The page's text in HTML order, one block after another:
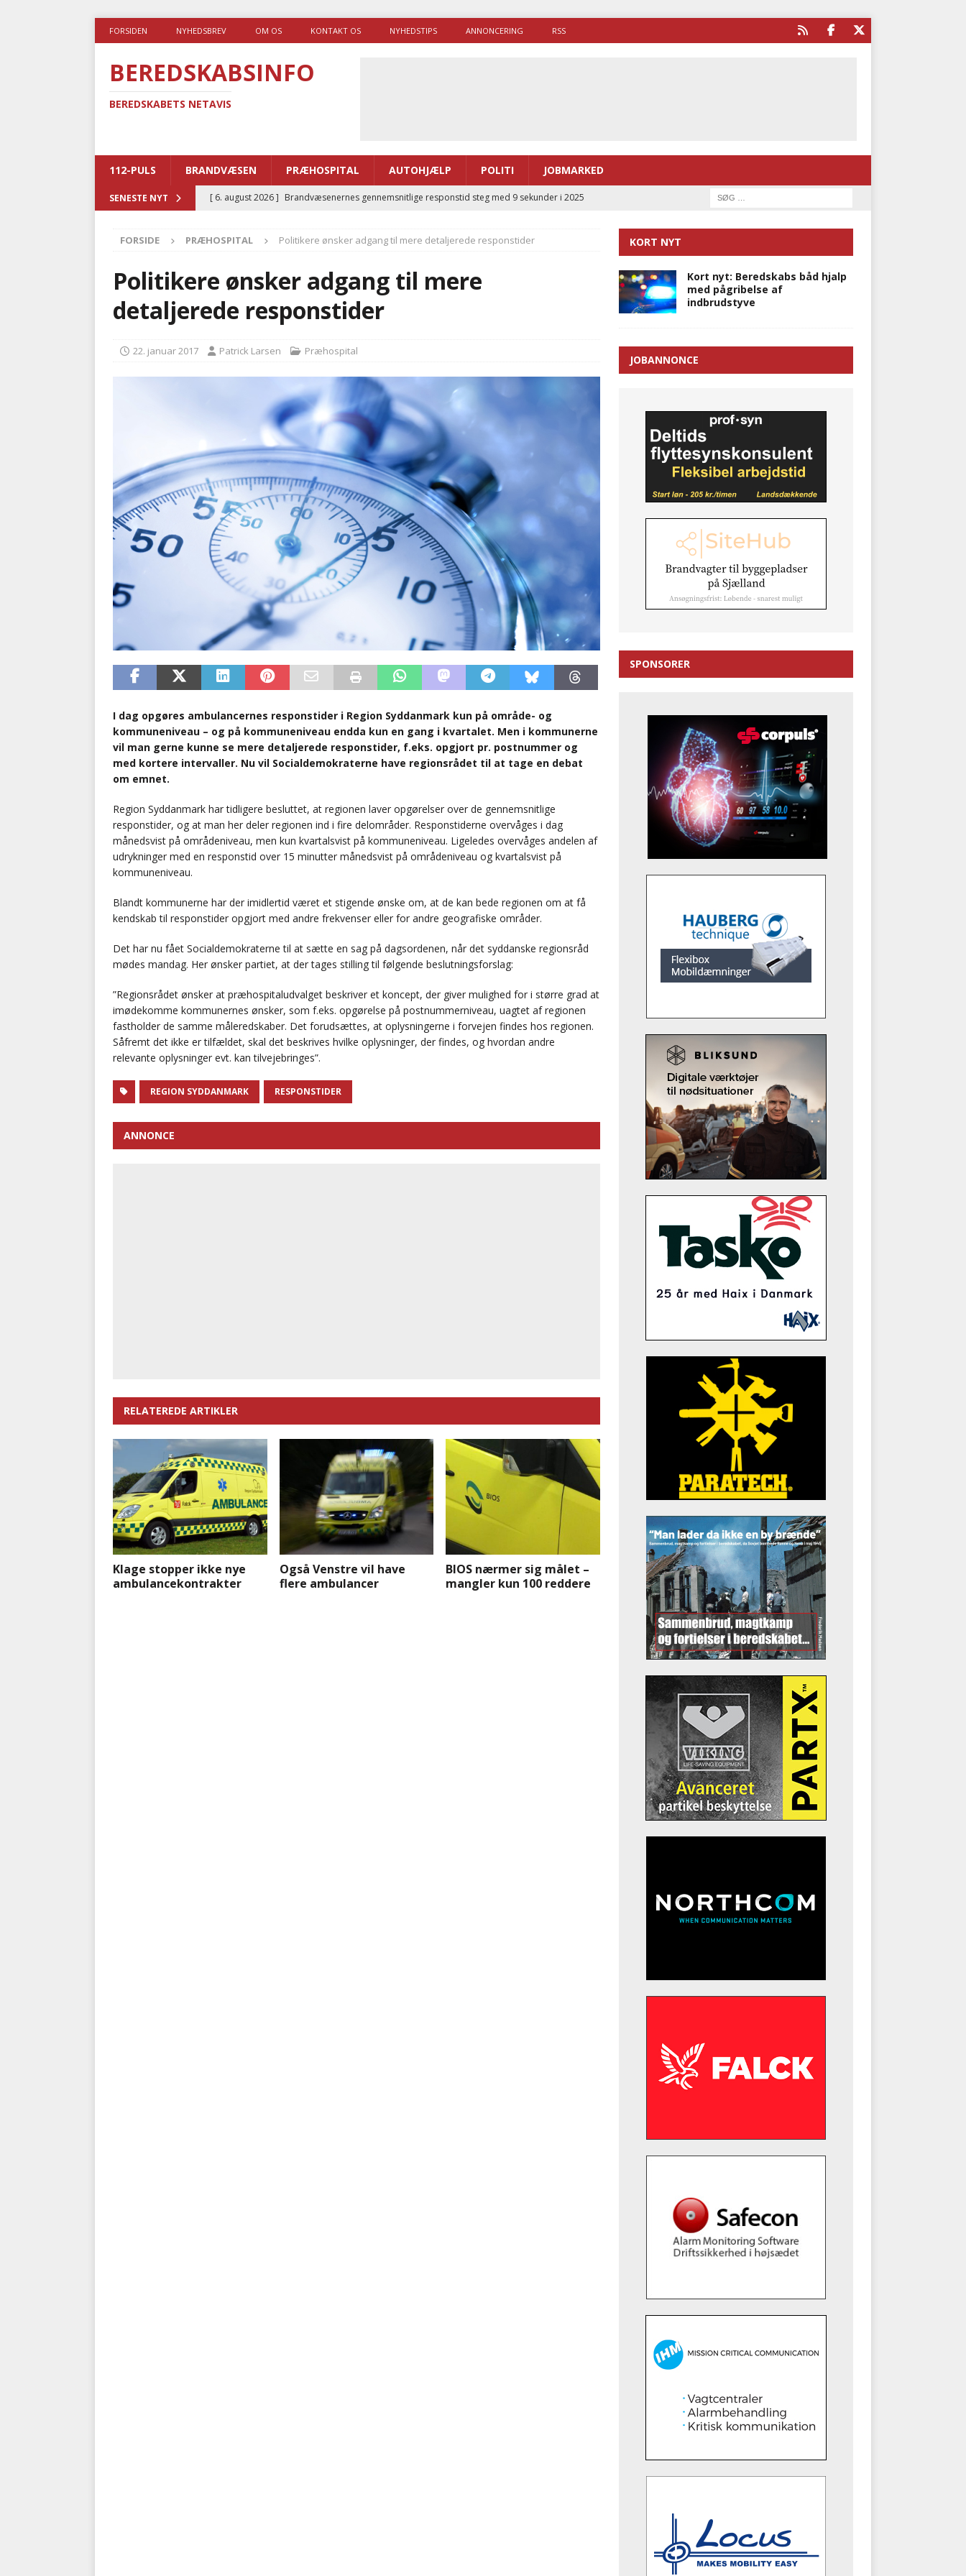
FORSIDEN NYHEDSBREV OM OS KONTAKT OS NYHEDSTIPS ANNONCERING RSS
BEREDSKABSINFO
BEREDSKABETS NETAVIS
112-PULS BRANDVÆSEN PRÆHOSPITAL AUTOHJÆLP POLITI JOBMARKED
SENESTE NYT [ 6. august 2026 ] Brandvæsenernes gennemsnitlige responstid steg med 9 sekunder i 2025
[ 5. august 2026 ] Advarer: Udløb af sygetransporttilladelser kan sende 400.000 kørsler over
i det offentlige
PRÆHOSPITAL
Ny ambulance og el-sygetransportvogn til Samsø
[ 4. august 2026 ] Brandvæsenerne brugte lidt længere tid på at komme af sted i 2025
BRANDVÆSEN
AUTOHJÆLP
FORSIDE PRÆHOSPITAL Politikere ønsker adgang til mere detaljerede responstider
Politikere ønsker adgang til mere
detaljerede responstider
22. januar 2017 Patrick Larsen Præhospital
I dag opgøres ambulancernes responstider i Region Syddanmark kun på område- og
kommuneniveau – og på kommuneniveau endda kun en gang i kvartalet. Men i kommunerne
vil man gerne kunne se mere detaljerede responstider, f.eks. opgjort pr. postnummer og
med kortere intervaller. Nu vil Socialdemokraterne have regionsrådet til at tage en debat
om emnet.
Region Syddanmark har tidligere besluttet, at regionen laver opgørelser over de gennemsnitlige
responstider, og at man her deler regionen ind i fire delområder. Responstiderne overvåges i dag
månedsvist på områdeniveau, men kun kvartalsvist på kommuneniveau. Ligeledes overvåges andelen af
udrykninger med en responstid over 15 minutter månedsvist på områdeniveau og kvartalsvist på
kommuneniveau.
Blandt kommunerne har der imidlertid været et stigende ønske om, at de kan bede regionen om at få
kendskab til responstider opgjort med andre frekvenser eller for andre geografiske områder.
Det har nu fået Socialdemokraterne til at sætte en sag på dagsordenen, når det syddanske regionsråd
mødes mandag. Her ønsker partiet, at der tages stilling til følgende beslutningsforslag:
”Regionsrådet ønsker at præhospitaludvalget beskriver et koncept, der giver mulighed for i større grad at
imødekomme kommunernes ønsker, som f.eks. opgørelse på postnummerniveau, uagtet af regionen
fastholder de samme måleredskaber. Det forudsættes, at oplysningerne i forvejen findes hos regionen.
Såfremt det ikke er tilfældet, skal det beskrives hvilke oplysninger, der findes, og hvordan andre
relevante oplysninger evt. kan tilvejebringes”.
REGION SYDDANMARK RESPONSTIDER
ANNONCE
RELATEREDE ARTIKLER
Klage stopper ikke nye
ambulancekontrakter
Også Venstre vil have
flere ambulancer
BIOS nærmer sig målet –
mangler kun 100 reddere
KORT NYT
Kort nyt: Beredskabs båd hjalp
med pågribelse af
indbrudstyve
JOBANNONCE
SPONSORER